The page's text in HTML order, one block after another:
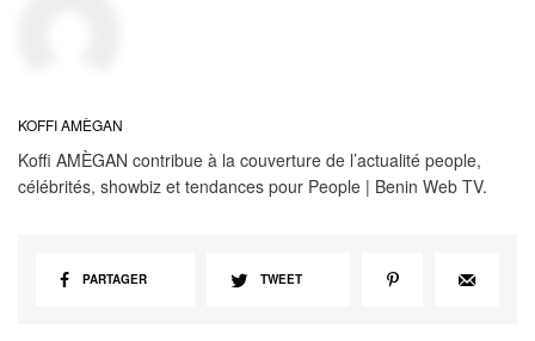
KOFFI AMÈGAN
Koffi AMÈGAN contribue à la couverture de l’actualité people,
célébrités, showbiz et tendances pour People | Benin Web TV.
PARTAGER TWEET